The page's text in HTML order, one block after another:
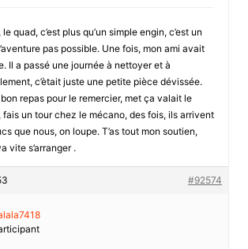
quad, c’est plus qu’un simple engin, c’est un
pas possible. Une fois, mon ami avait
Il a passé une journée à nettoyer et à
c’ètait juste une petite pièce dévissée.
bon repas pour le remercier, met ça valait le
fais un tour chez le mécano, des fois, ils arrivent
que nous, on loupe. T’as tout mon soutien,
vite s’arranger .
#92574